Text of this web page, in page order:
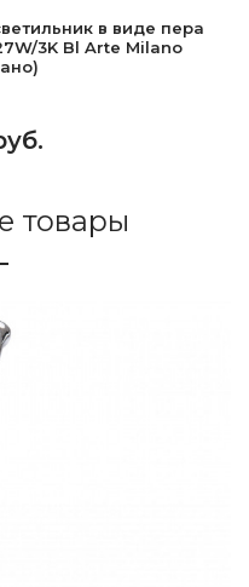
в виде пера
3K Bl Arte Milano
товары